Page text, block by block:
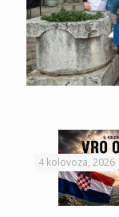
4 kolovoza, 2026